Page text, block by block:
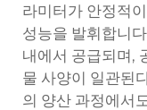
라미터가 안정적
성능을 발휘합니
내에서 공급되며,
물 사양이 일관된
의 양산 과정에서